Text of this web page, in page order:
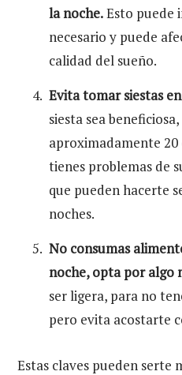
la noche.Esto puede
necesario y puede
calidad del sueño.
Evita tomar siestas
siesta sea
aproximadamente 20
tienes problemas de
que pueden hacerte
noches.
No consumas
noche, opta por algo
ser ligera, para no
pero evita acostarte
Estas claves pueden serte